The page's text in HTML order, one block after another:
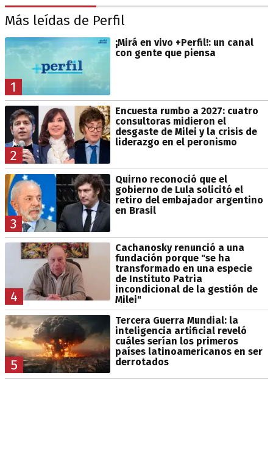
Más leídas de Perfil
1
¡Mirá en vivo +Perfil!: un canal
con gente que piensa
2
Encuesta rumbo a 2027: cuatro
consultoras midieron el
desgaste de Milei y la crisis de
liderazgo en el peronismo
3
Quirno reconoció que el
gobierno de Lula solicitó el
retiro del embajador argentino
en Brasil
4
Cachanosky renunció a una
fundación porque "se ha
transformado en una especie
de Instituto Patria
incondicional de la gestión de
Milei"
5
Tercera Guerra Mundial: la
inteligencia artificial reveló
cuáles serían los primeros
países latinoamericanos en ser
derrotados